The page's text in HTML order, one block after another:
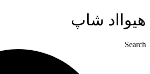
به
هیوااد شاپ
Search